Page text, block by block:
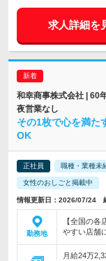
求人詳細を
和幸商事株式会社 | 60
夜営業なし
その1枚で心を満た
OK
正社員 職種・業種未
女性のおしごと掲載中
情報更新日：2026/07/24
勤務地
【全国の
やすい店舗
月給24万